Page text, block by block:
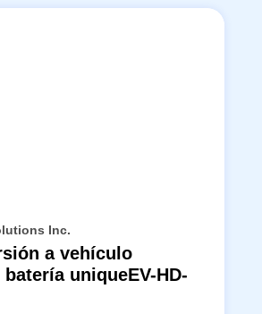
Inc.
a vehículo
uniqueEV-HD-